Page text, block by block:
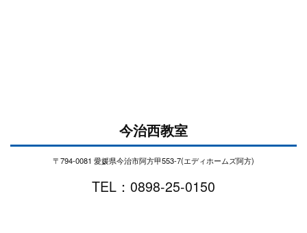
今治西教室
〒794-0081 愛媛県今治市阿方甲553-7(エディホームズ阿方)
TEL：0898-25-0150